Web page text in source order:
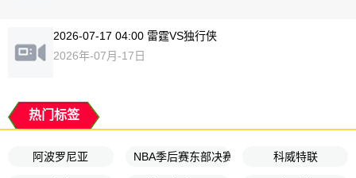
2026-07-17 04:00 雷霆VS独行侠
2026年-07月-17日
热门标签
阿波罗尼亚 NBA季后赛东部决赛G3 科威特联